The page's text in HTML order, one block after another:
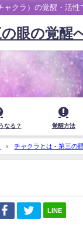
ャクラ）の覚醒・活性
眼の覚醒
なる？ 覚醒方法
チャクラとは - 第三の
LINE